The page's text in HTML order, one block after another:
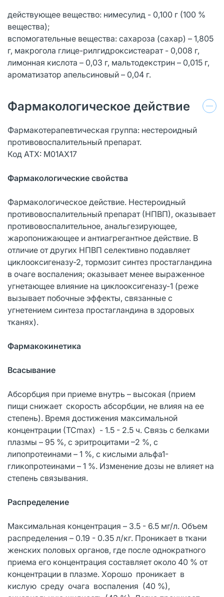
действующее вещество: нимесулид - 0,100 г (100 %
вещества);
вспомогательные вещества: сахароза (сахар) – 1,805
г, макрогола глице-рилгидроксистеарат - 0,008 г,
лимонная кислота – 0,03 г, мальтодекстрин – 0,015 г,
ароматизатор апельсиновый – 0,04 г.
Фармакологическое действие
Фармакотерапевтическая группа: нестероидный
противовоспалительный препарат.
Код АТХ: М01АХ17
Фармакологические свойства
Фармакологическое действие. Нестероидный
противовоспалительный препарат (НПВП), оказывает
противовоспалительное, анальгезирующее,
жаропонижающее и антиагрегантное действие. В
отличие от других НПВП селективно подавляет
циклооксигеназу-2, тормозит синтез простагландина
в очаге воспаления; оказывает менее выраженное
угнетающее влияние на циклооксигеназу-1 (реже
вызывает побочные эффекты, связанные с
угнетением синтеза простагландина в здоровых
тканях).
Фармакокинетика
Всасывание
Абсорбция при приеме внутрь – высокая (прием
пищи снижает скорость абсорбции, не влияя на ее
степень). Время достижения максимальной
концентрации (ТСmax) - 1.5 - 2.5 ч. Связь с белками
плазмы – 95 %, с эритроцитами –2 %, с
липопротеинами – 1 %, с кислыми альфа1-
гликопротеинами – 1 %. Изменение дозы не влияет на
степень связывания.
Распределение
Максимальная концентрация – 3.5 - 6.5 мг/л. Объем
распределения – 0.19 - 0.35 л/кг. Проникает в ткани
женских половых органов, где после однократного
приема его концентрация составляет около 40 % от
концентрации в плазме. Хорошо проникает в
кислую среду очага воспаления (40 %),